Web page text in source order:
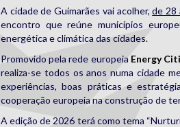
A cidade de Guimarães vai acolher,de 28
encontro que reúne municípios
energética e climática das cidades.
Promovido pela rede europeia Energy
realiza-se todos os anos numa cidade
experiências, boas práticas e
cooperação europeia na construção de
A edição de 2026 terá como tema